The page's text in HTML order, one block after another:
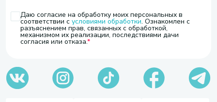
Даю согласие на обработку моих персональных в
соответствии с условиями обработки. Ознакомлен с
разъяснением прав, связанных с обработкой,
механизмом их реализации, последствиями дачи
согласия или отказа.